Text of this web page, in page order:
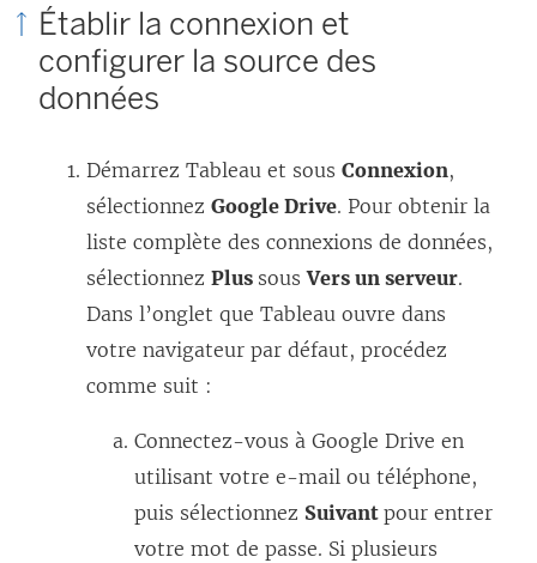
Établir la connexion et
configurer la source des
données
Démarrez Tableau et sous Connexion,
sélectionnez Google Drive. Pour obtenir la
liste complète des connexions de données,
sélectionnez Plus sousVers un serveur.
Dans l’onglet que Tableau ouvre dans
votre navigateur par défaut, procédez
comme suit :
Connectez-vous à Google Drive en
utilisant votre e-mail ou téléphone,
puis sélectionnez Suivant pour entrer
votre mot de passe. Si plusieurs